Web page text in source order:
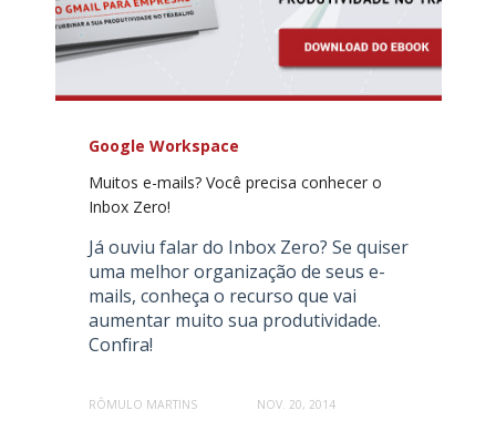
Google Workspace
Muitos e-mails? Você precisa conhecer o
Inbox Zero!
Já ouviu falar do Inbox Zero? Se quiser
uma melhor organização de seus e-
mails, conheça o recurso que vai
aumentar muito sua produtividade.
Confira!
RÔMULO MARTINS NOV. 20, 2014